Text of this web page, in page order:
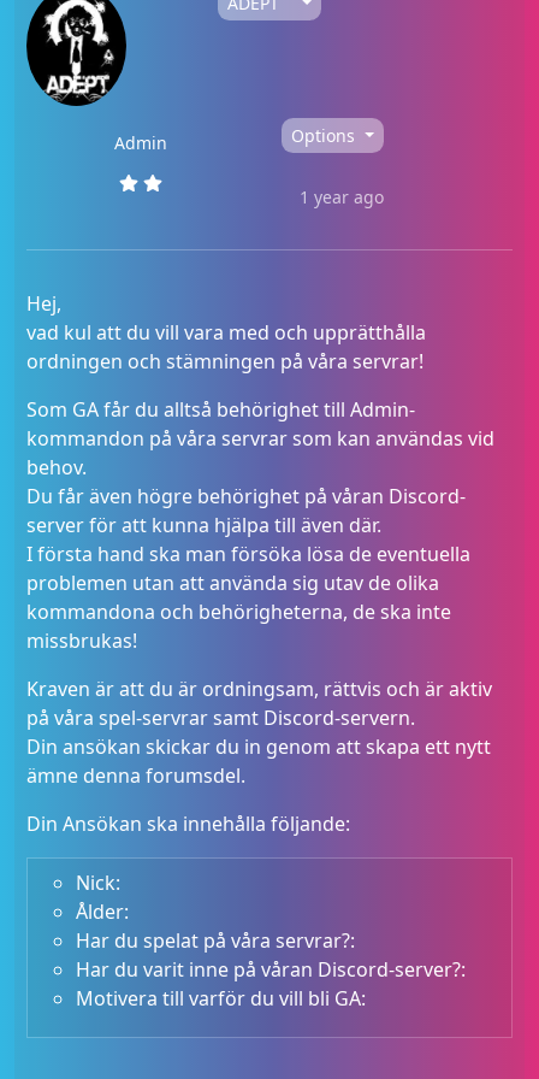
Admin Options
1 year ago
Hej,
vad kul att du vill vara med och upprätthålla
ordningen och stämningen på våra servrar!
Som GA får du alltså behörighet till Admin-
kommandon på våra servrar som kan användas vid
behov.
Du får även högre behörighet på våran Discord-
server för att kunna hjälpa till även där.
I första hand ska man försöka lösa de eventuella
problemen utan att använda sig utav de olika
kommandona och behörigheterna, de ska inte
missbrukas!
Kraven är att du är ordningsam, rättvis och är aktiv
på våra spel-servrar samt Discord-servern.
Din ansökan skickar du in genom att skapa ett nytt
ämne denna forumsdel.
Din Ansökan ska innehålla följande:
Nick:
Ålder:
Har du spelat på våra servrar?:
Har du varit inne på våran Discord-server?:
Motivera till varför du vill bli GA: